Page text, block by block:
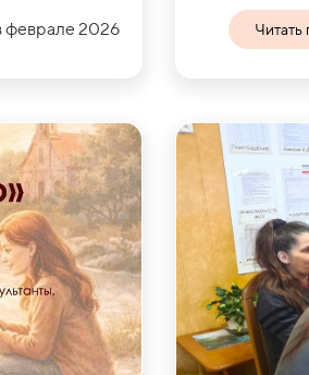
феврале 2026 Читать